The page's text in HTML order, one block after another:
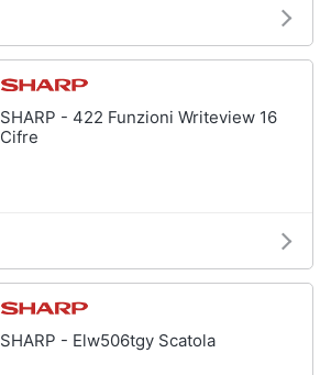
SHARP - 422 Funzioni Writeview 16
Cifre
SHARP - Elw506tgy Scatola